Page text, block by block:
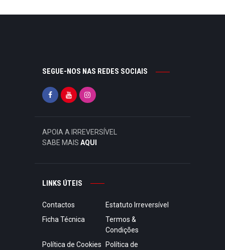
SEGUE-NOS NAS REDES SOCIAIS
APOIA A IRREVERSÍVEL
SABE MAIS AQUI
LINKS ÚTEIS
Contactos
Estatuto Irreversível
Ficha Técnica
Termos &
Condições
Política de Cookies Política de